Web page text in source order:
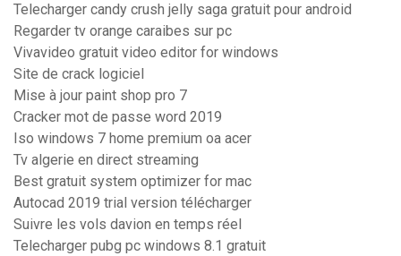
Telecharger candy crush jelly saga gratuit pour android
Regarder tv orange caraibes sur pc
Vivavideo gratuit video editor for windows
Site de crack logiciel
Mise à jour paint shop pro 7
Cracker mot de passe word 2019
Iso windows 7 home premium oa acer
Tv algerie en direct streaming
Best gratuit system optimizer for mac
Autocad 2019 trial version télécharger
Suivre les vols davion en temps réel
Telecharger pubg pc windows 8.1 gratuit